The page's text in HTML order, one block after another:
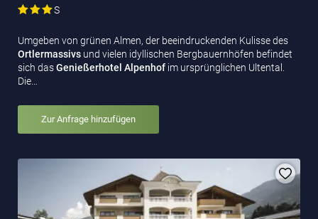
S
Umgeben von grünen Almen, der beeindruckenden Kulisse des
Ortlermassivs und vielen idyllischen Bergbauernhöfen befindet
sich dasGenießerhotel Alpenhof im ursprünglichen Ultental.
Die…
Zur Anfrage hinzufügen